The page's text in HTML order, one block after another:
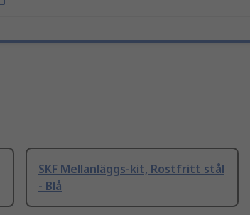
SKF Mellanläggs-kit, Rostfritt stål
- Blå